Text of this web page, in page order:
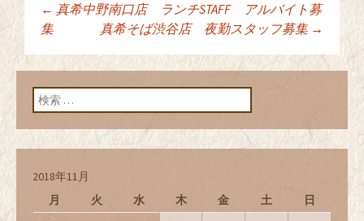
投稿ナビゲーショ
ン
← 真希中野南口店 ランチSTAFF アルバイト募
集
真希そば渋谷店 夜勤スタッフ募集 →
検索:
2018年11月
月
火 水 木 金 土 日